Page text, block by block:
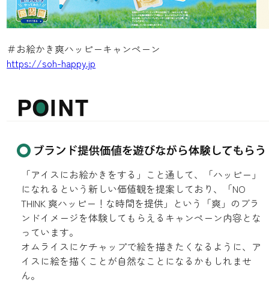
＃お絵かき爽ハッピーキャンペーン
https://soh-happy.jp
「アイスにお絵かきをする」こと通して、「ハッピー」
になれるという新しい価値観を提案しており、「NO
THINK 爽ハッピー！な時間を提供」という「爽」のブラ
ンドイメージを体験してもらえるキャンペーン内容とな
っています。
オムライスにケチャップで絵を描きたくなるように、ア
イスに絵を描くことが自然なことになるかもしれませ
ん。